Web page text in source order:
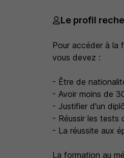
Le profil
Pour accéder à la
vous devez :
- Être de
- Avoir moins de
- Justifier d'un
- Réussir les tests
- La réussite aux
La formation au